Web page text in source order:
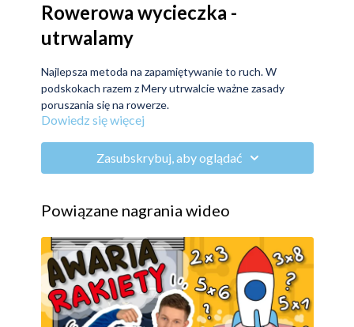
Rowerowa wycieczka -
utrwalamy
Najlepsza metoda na zapamiętywanie to ruch. W
podskokach razem z Mery utrwalcie ważne zasady
poruszania się na rowerze.
Dowiedz się więcej
Zasubskrybuj, aby oglądać
Powiązane nagrania wideo